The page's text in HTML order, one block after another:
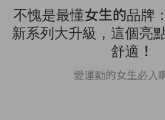
不愧是最懂女生的品牌
新系列大升級，這個亮
舒適！
愛運動的女生必入